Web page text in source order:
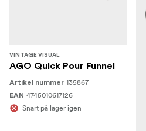
VINTAGE VISUAL
AGO Quick Pour Funnel
Artikel nummer 135867
EAN 4745010617126
Snart på lager igen